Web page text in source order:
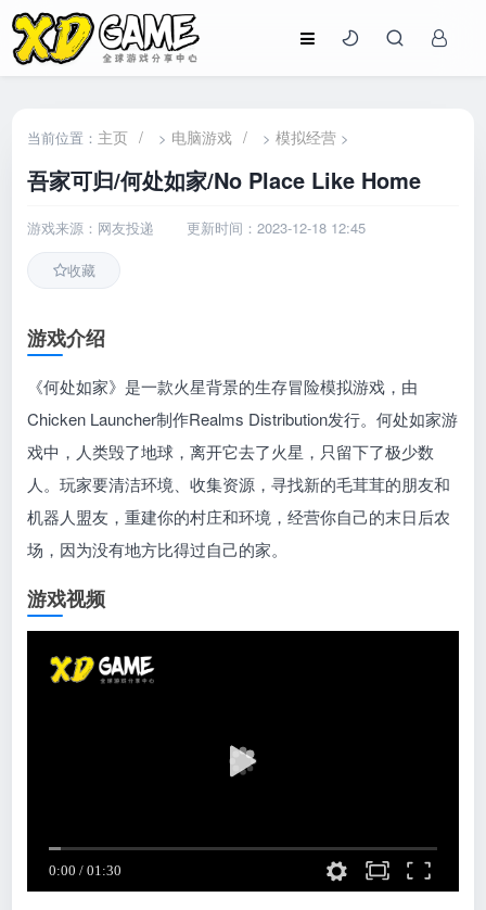
当前位置： 主页 / > 电脑游戏 / >模拟经营 >
吾家可归/何处如家/No Place Like Home
游戏来源：网友投递 更新时间：2023-12-18 12:45
收藏
游戏介绍
《何处如家》是一款火星背景的生存冒险模拟游戏，由
Chicken Launcher制作Realms Distribution发行。何处如家游
戏中，人类毁了地球，离开它去了火星，只留下了极少数
人。玩家要清洁环境、收集资源，寻找新的毛茸茸的朋友和
机器人盟友，重建你的村庄和环境，经营你自己的末日后农
场，因为没有地方比得过自己的家。
游戏视频